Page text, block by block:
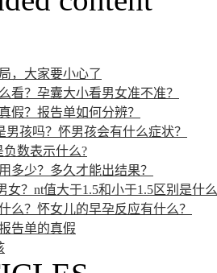
，大家要小心了
看？孕囊大小看男女准不准？
假？报告单如何分辨？
孩吗？怀男孩会有什么症状？
负数表示什么?
多少？多久才能出结果？
女？nt值大于1.5和小于1.5区别是什
么？怀女儿的早孕反应有什么？
告单的真假